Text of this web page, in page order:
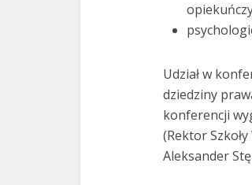
Udział w
dziedziny
konferencji
(Rektor
Aleksander